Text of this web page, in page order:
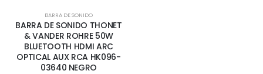
BARRA DE SONIDO
BARRA DE SONIDO THONET
& VANDER ROHRE 50W
BLUETOOTH HDMI ARC
OPTICAL AUX RCA HK096-
03640 NEGRO